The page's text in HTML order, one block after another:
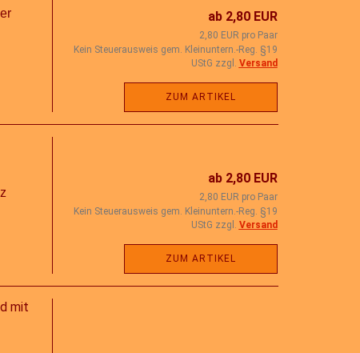
ab 2,80 EUR
2,80 EUR pro Paar
Kein Steuerausweis gem. Kleinuntern.-Reg. §19
UStG zzgl. Versand
ZUM ARTIKEL
ab 2,80 EUR
2,80 EUR pro Paar
Kein Steuerausweis gem. Kleinuntern.-Reg. §19
UStG zzgl. Versand
ZUM ARTIKEL
mit